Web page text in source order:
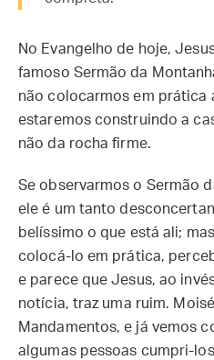
No Evangelho de hoje,
famoso Sermão da
não colocarmos em prática
estaremos construindo a
não da rocha firme.
Se observarmos o Sermão
ele é um tanto
belíssimo o que está ali;
colocá-lo em prática,
e parece que Jesus, ao
notícia, traz uma ruim.
Mandamentos, e já vemos
algumas pessoas cumpri-